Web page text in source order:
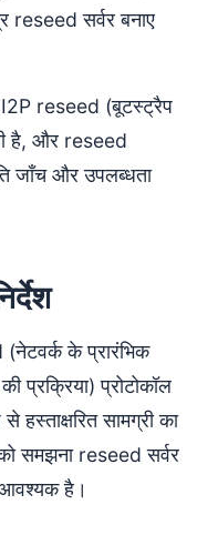
reseed सर्वर बनाए
reseed (बूटस्ट्रैप
है, और reseed
जाँच और उपलब्धता
के प्रारंभिक
प्रक्रिया) प्रोटोकॉल
हस्ताक्षरित सामग्री का
समझना reseed सर्वर
आवश्यक है।